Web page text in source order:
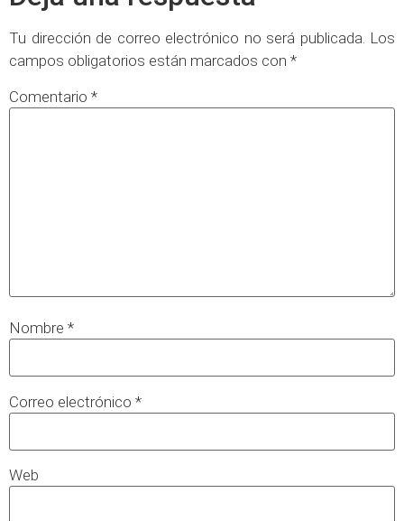
Tu dirección de correo electrónico no será publicada. Los
campos obligatorios están marcados con *
Comentario *
Nombre *
Correo electrónico *
Web